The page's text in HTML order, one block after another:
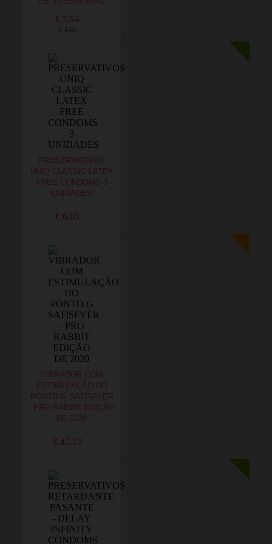
€ 3,94
€ 4,96
PRESERVATIVOS
UNIQ CLASSIC LATEX
FREE CONDOMS 3
UNIDADES
€ 6,65
VIBRADOR COM
ESTIMULAÇÃO DO
PONTO G SATISFYER
- PRO RABBIT EDIÇÃO
DE 2020
€ 45,19